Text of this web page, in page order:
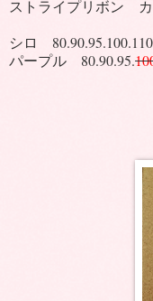
ストライプリボン
シロ
パープル 80.90.95.